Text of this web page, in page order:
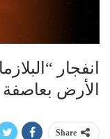
انفجار
الأرض
Share